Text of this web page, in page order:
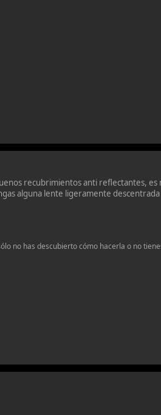
recubrimientos anti reflectantes,
alguna lente ligeramente descentrada
no has descubierto cómo hacerla o no